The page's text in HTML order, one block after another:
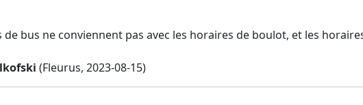
de bus ne conviennent pas avec les horaires de boulot, et les
(Fleurus, 2023-08-15)